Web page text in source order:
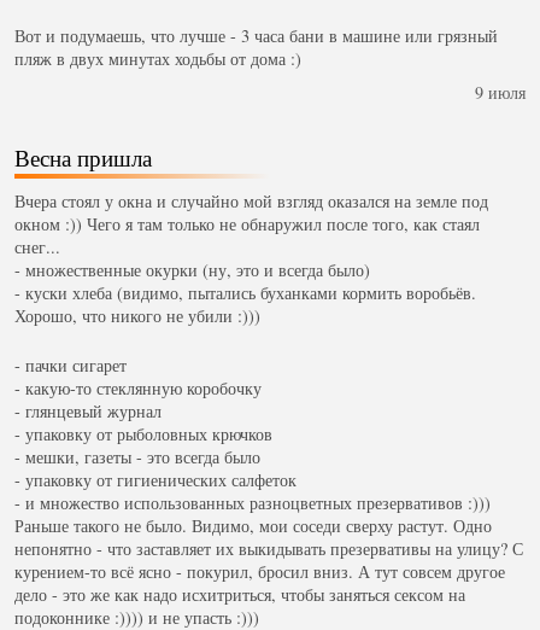
Вот и подумаешь, что лучше - 3 часа бани в машине или грязный
пляж в двух минутах ходьбы от дома :)
9 июля
Весна пришла
Вчера стоял у окна и случайно мой взгляд оказался на земле под
окном :)) Чего я там только не обнаружил после того, как стаял
снег...
- множественные окурки (ну, это и всегда было)
- куски хлеба (видимо, пытались буханками кормить воробьёв.
Хорошо, что никого не убили :)))
- пачки сигарет
- какую-то стеклянную коробочку
- глянцевый журнал
- упаковку от рыболовных крючков
- мешки, газеты - это всегда было
- упаковку от гигиенических салфеток
- и множество использованных разноцветных презервативов :)))
Раньше такого не было. Видимо, мои соседи сверху растут. Одно
непонятно - что заставляет их выкидывать презервативы на улицу? С
курением-то всё ясно - покурил, бросил вниз. А тут совсем другое
дело - это же как надо исхитриться, чтобы заняться сексом на
подоконнике :)))) и не упасть :)))